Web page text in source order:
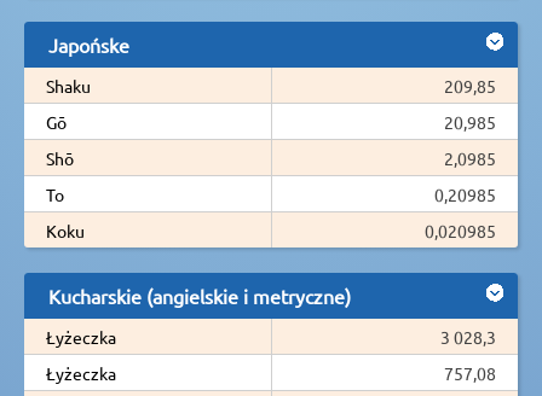
Japońske
Shaku
209,85
Gō
20,985
Shō
2,0985
To
0,20985
Koku
0,020985
Kucharskie (angielskie i metryczne)
Łyżeczka
3 028,3
Łyżeczka
757,08